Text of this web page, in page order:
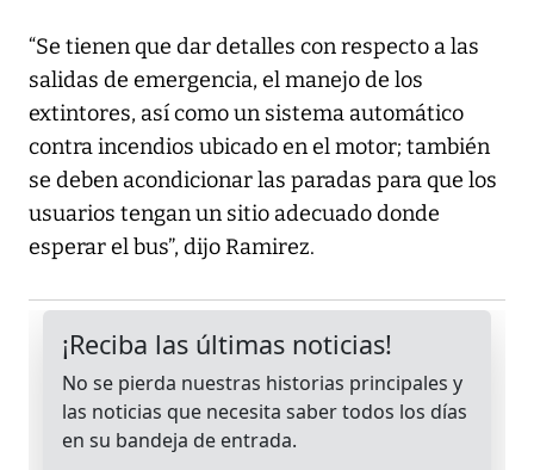
“Se tienen que dar detalles con respecto a las
salidas de emergencia, el manejo de los
extintores, así como un sistema automático
contra incendios ubicado en el motor; también
se deben acondicionar las paradas para que los
usuarios tengan un sitio adecuado donde
esperar el bus”, dijo Ramirez.